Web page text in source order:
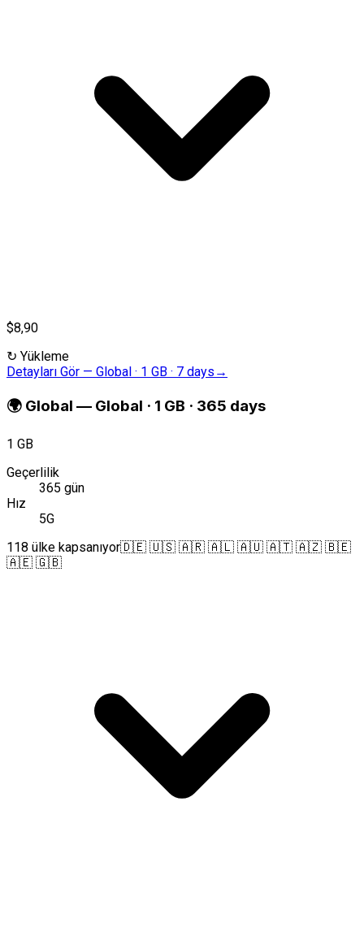
$8,90
↻ Yükleme
Detayları Gör — Global · 1 GB · 7 days →
🌍 Global — Global · 1 GB · 365 days
1 GB
Geçerlilik
365 gün
Hız
5G
118 ülke kapsanıyor🇩🇪 🇺🇸 🇦🇷 🇦🇱 🇦🇺 🇦🇹 🇦🇿 🇧🇪
🇦🇪 🇬🇧